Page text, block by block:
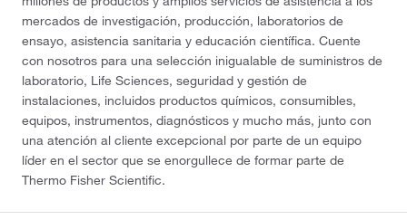
mercados de investigación, producción, laboratorios de
ensayo, asistencia sanitaria y educación científica. Cuente
con nosotros para una selección inigualable de suministros de
laboratorio, Life Sciences, seguridad y gestión de
instalaciones, incluidos productos químicos, consumibles,
equipos, instrumentos, diagnósticos y mucho más, junto con
una atención al cliente excepcional por parte de un equipo
líder en el sector que se enorgullece de formar parte de
Thermo Fisher Scientific.